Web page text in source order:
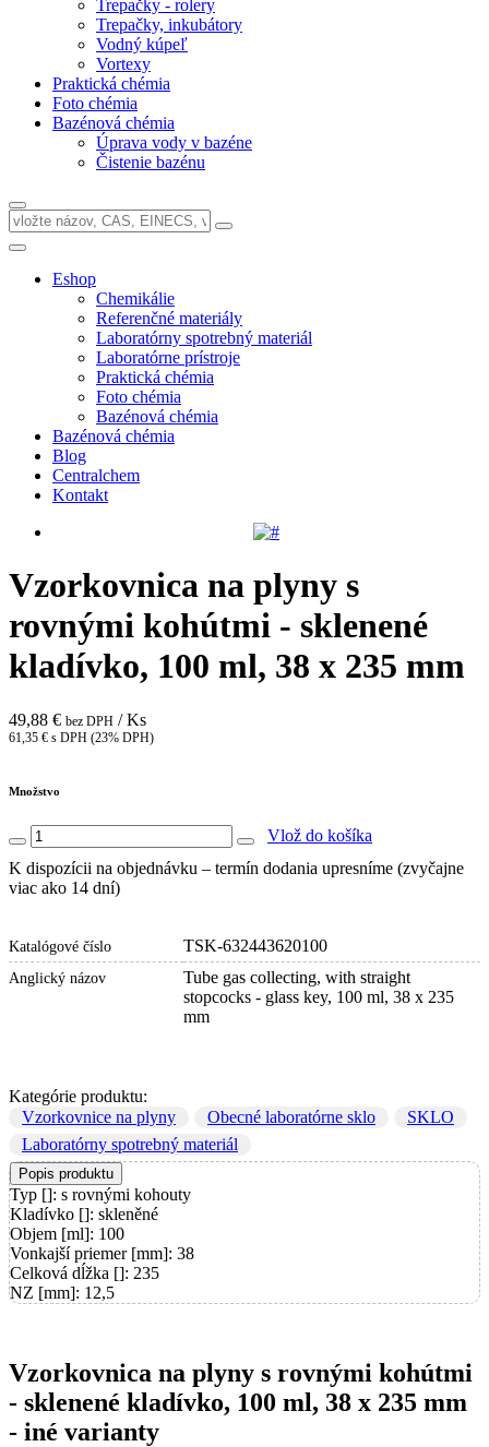
Trepačky - rolery
Trepačky, inkubátory
Vodný kúpeľ
Vortexy
Praktická chémia
Foto chémia
Bazénová chémia
Úprava vody v bazéne
Čistenie bazénu
Eshop
Chemikálie
Referenčné materiály
Laboratórny spotrebný materiál
Laboratórne prístroje
Praktická chémia
Foto chémia
Bazénová chémia
Bazénová chémia
Blog
Centralchem
Kontakt
Vzorkovnica na plyny s
rovnými kohútmi - sklenené
kladívko, 100 ml, 38 x 235 mm
49,88 € bez DPH / Ks
61,35 € s DPH (23% DPH)
Množstvo
Vlož do košíka
K dispozícii na objednávku – termín dodania upresníme (zvyčajne
viac ako 14 dní)
Katalógové číslo TSK-632443620100
Anglický názov
Tube gas collecting, with straight
stopcocks - glass key, 100 ml, 38 x 235
mm
Kategórie produktu:
Vzorkovnice na plyny
Obecné laboratórne sklo
SKLO
Laboratórny spotrebný materiál
Popis produktu
Typ []: s rovnými kohouty
Kladívko []: skleněné
Objem [ml]: 100
Vonkajší priemer [mm]: 38
Celková dĺžka []: 235
NZ [mm]: 12,5
Vzorkovnica na plyny s rovnými kohútmi
- sklenené kladívko, 100 ml, 38 x 235 mm
- iné varianty